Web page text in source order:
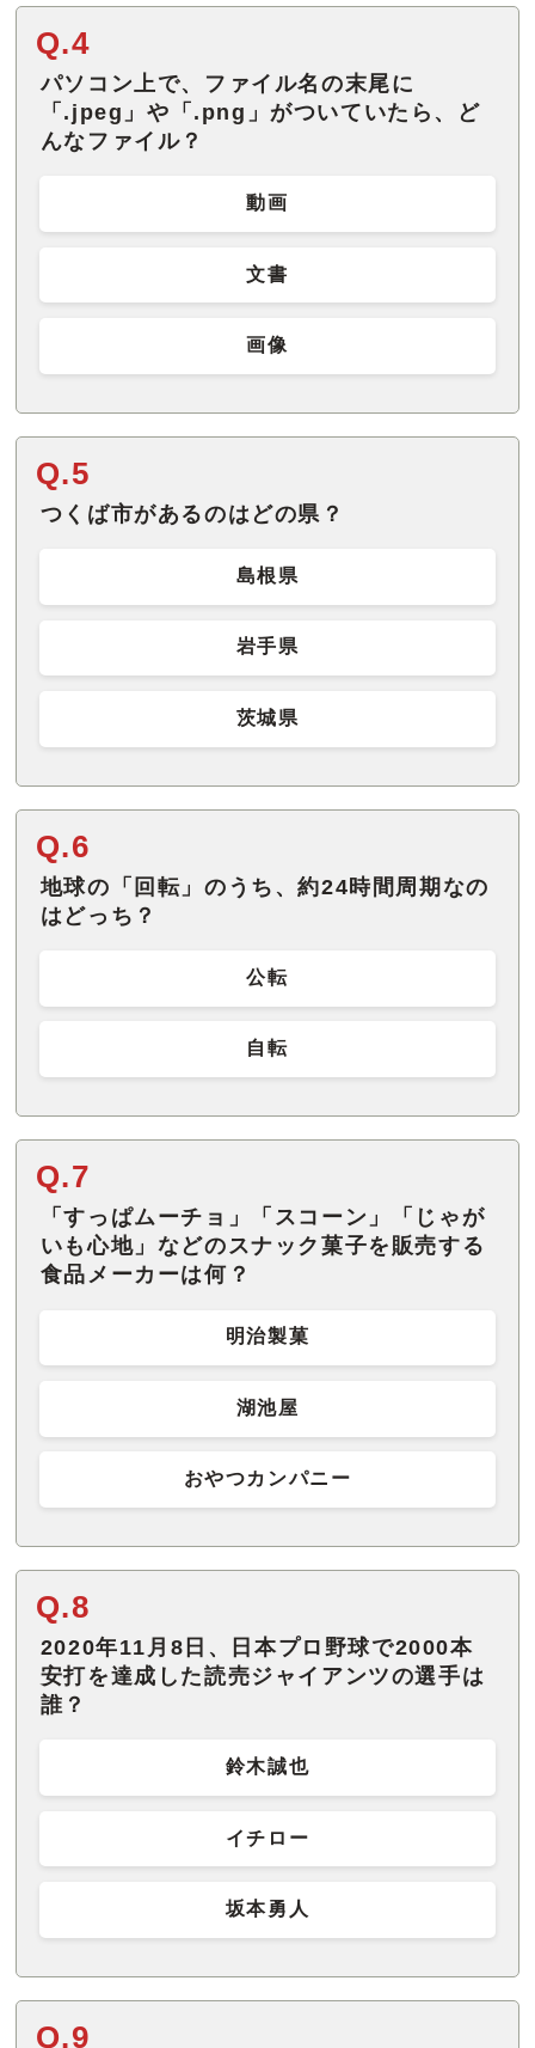
Q.4
パソコン上で、ファイル名の末尾に
「.jpeg」や「.png」がついていたら、ど
んなファイル？
動画
文書
画像
Q.5
つくば市があるのはどの県？
島根県
岩手県
茨城県
Q.6
地球の「回転」のうち、約24時間周期なの
はどっち？
公転
自転
Q.7
「すっぱムーチョ」「スコーン」「じゃが
いも心地」などのスナック菓子を販売する
食品メーカーは何？
明治製菓
湖池屋
おやつカンパニー
Q.8
2020年11月8日、日本プロ野球で2000本
安打を達成した読売ジャイアンツの選手は
誰？
鈴木誠也
イチロー
坂本勇人
Q.9